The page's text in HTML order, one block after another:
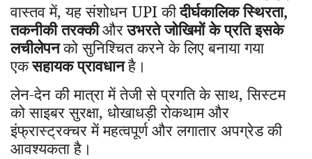
वास्तव में,यह संशोधन UPI कीदीर्घकालिक स्थिरता,
तकनीकी तरक्कीऔरउभरते जोखिमों के प्रति इसके
लचीलेपनको सुनिश्चित करने के लिए बनाया गया
एकसहायक प्रावधानहै।
लेन-देन की मात्रा में तेजी से प्रगति के साथ,सिस्टम
को साइबर सुरक्षा, धोखाधड़ी रोकथाम और
इंफ्रास्ट्रक्चर में महत्वपूर्ण और लगातार अपग्रेड की
आवश्यकता है।